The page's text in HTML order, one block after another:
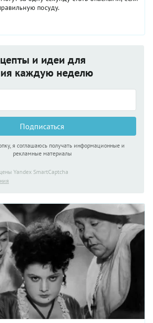
посуду.
и идеи для
каждую неделю
Подписаться
я соглашаюсь получать информационные и
рекламные материалы
Yandex SmartCaptcha